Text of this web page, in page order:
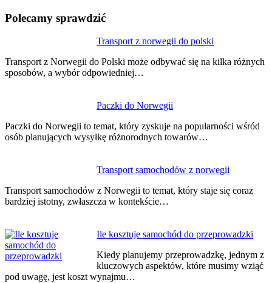
Polecamy sprawdzić
Transport z norwegii do polski
Transport z Norwegii do Polski może odbywać się na kilka różnych
sposobów, a wybór odpowiedniej…
Paczki do Norwegii
Paczki do Norwegii to temat, który zyskuje na popularności wśród
osób planujących wysyłkę różnorodnych towarów…
Transport samochodów z norwegii
Transport samochodów z Norwegii to temat, który staje się coraz
bardziej istotny, zwłaszcza w kontekście…
Ile kosztuje samochód do przeprowadzki
Kiedy planujemy przeprowadzkę, jednym z
kluczowych aspektów, które musimy wziąć
pod uwagę, jest koszt wynajmu…
wpisu